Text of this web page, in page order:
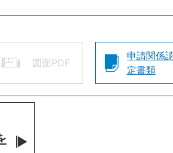
図面PDF
申請関係
定書類